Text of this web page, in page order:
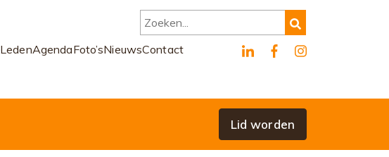
LedenAgendaFoto’sNieuwsContact
Zoeken...
Lid worden